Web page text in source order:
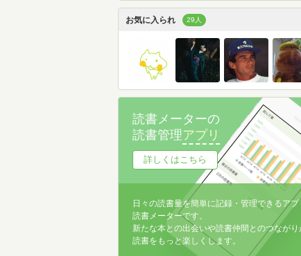
お気に入られ 29人
読書メーターの
読書管理アプリ
詳しくはこちら
日々の読書量を簡単に記録・管理できるアプ
読書メーターです。
新たな本との出会いや読書仲間とのつながり
読書をもっと楽しくします。